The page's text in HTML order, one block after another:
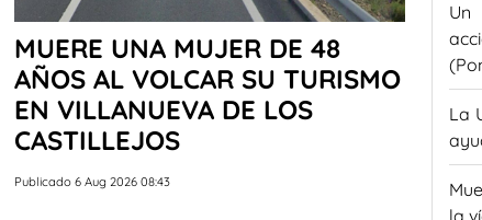
MUERE UNA MUJER DE 48
AÑOS AL VOLCAR SU TURISMO
EN VILLANUEVA DE LOS
CASTILLEJOS
Publicado 6 Aug 2026 08:43
Un
La